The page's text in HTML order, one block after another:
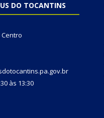
DO TOCANTINS
Centro
às 13:30